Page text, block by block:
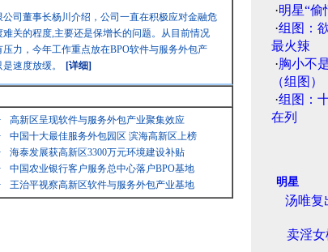
司董事长杨川介绍，公司一直在积极应对金融危
关的程度,主要还是保增长的问题。从目前情况
力，今年工作重点放在BPO软件与服务外包产
速度放缓。
[详细]
·
高新区呈现软件与服务外包产业聚集效应
·
中国十大最佳服务外包园区 滨海高新区上榜
·
海泰发展获高新区3300万元环境建设补贴
·
中国农业银行客户服务总中心落户BPO基地
·
王治平视察高新区软件与服务外包产业基地
·明星“偷
·组图：
最火辣
·胸小不
（组图）
·组图：
在列
明星
汤唯复
卖淫